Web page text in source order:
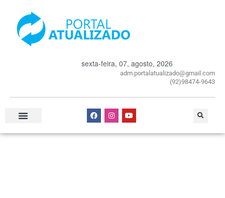
sexta-feira, 07, agosto, 2026
adm.portalatualizado@gmail.com
(92)98474-9643